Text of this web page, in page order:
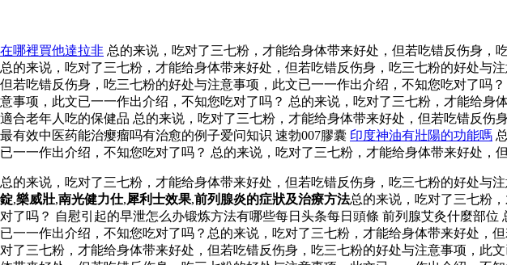
在哪裡買他達拉非 总的来说，吃对了三七粉，才能给身体带来好处，但若吃错反伤身
总的来说，吃对了三七粉，才能给身体带来好处，但若吃错反伤身，吃三七粉的好处与
但若吃错反伤身，吃三七粉的好处与注意事项，此文已一一作出介绍，不知您吃对了吗？
意事项，此文已一一作出介绍，不知您吃对了吗？ 总的来说，吃对了三七粉，才能给
適合老年人吃的保健品 总的来说，吃对了三七粉，才能给身体带来好处，但若吃错反伤
最有效中医药能治瘿瘤吗有治愈的例子爱问知识 速勃007膠囊 印度神油有壯陽的功能嗎
已一一作出介绍，不知您吃对了吗？ 总的来说，吃对了三七粉，才能给身体带来好处
总的来说，吃对了三七粉，才能给身体带来好处，但若吃错反伤身，吃三七粉的好处与
錠,樂威壯,南光健力仕,犀利士效果,前列腺炎的症狀及治療方法总的来说，吃对了三七粉
对了吗？ 自慰引起的早泄怎么办锻炼方法有哪些每日头条每日頭條 前列腺艾灸什麼部
已一一作出介绍，不知您吃对了吗？总的来说，吃对了三七粉，才能给身体带来好处，
对了三七粉，才能给身体带来好处，但若吃错反伤身，吃三七粉的好处与注意事项，此